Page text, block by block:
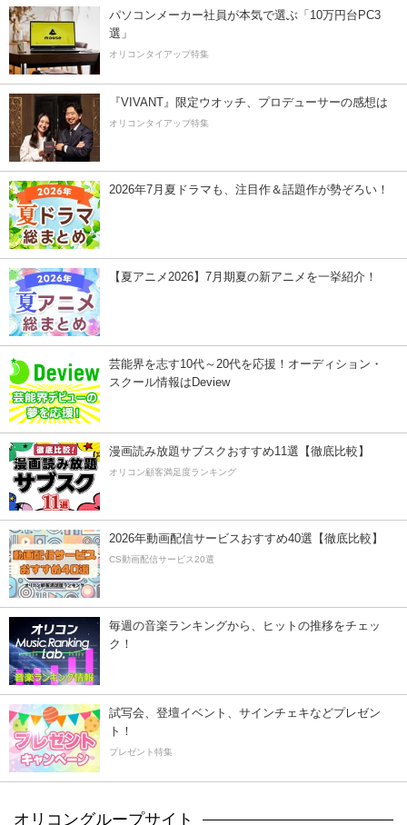
パソコンメーカー社員が本気で選ぶ「10万円台PC3
選」
オリコンタイアップ特集
『VIVANT』限定ウオッチ、プロデューサーの感想は
オリコンタイアップ特集
2026年7月夏ドラマも、注目作＆話題作が勢ぞろい！
【夏アニメ2026】7月期夏の新アニメを一挙紹介！
芸能界を志す10代～20代を応援！オーディション・
スクール情報はDeview
漫画読み放題サブスクおすすめ11選【徹底比較】
オリコン顧客満足度ランキング
2026年動画配信サービスおすすめ40選【徹底比較】
CS動画配信サービス20選
毎週の音楽ランキングから、ヒットの推移をチェッ
ク！
試写会、登壇イベント、サインチェキなどプレゼン
ト！
プレゼント特集
オリコングループサイト